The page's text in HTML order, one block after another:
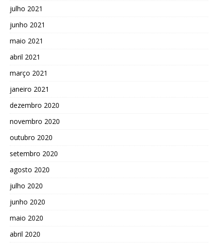
julho 2021
junho 2021
maio 2021
abril 2021
março 2021
janeiro 2021
dezembro 2020
novembro 2020
outubro 2020
setembro 2020
agosto 2020
julho 2020
junho 2020
maio 2020
abril 2020